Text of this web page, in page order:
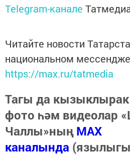
Telegram-канале
Читайте новости
национальном
https://max.ru/tatmedia
Тагы да
фото һәм видеолар
Чаллы»ныңMAX
каналында